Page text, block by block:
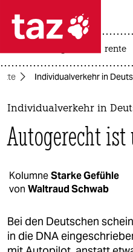
 taz
taz zahl
themen
politik
gesellschaft
kultur
sport
rente
Individualverkehr in
Individualverkehr in
Autogerecht ist
KolumneStarke Gefühle
von Waltraud Schwab
Bei den Deutschen
in die DNA